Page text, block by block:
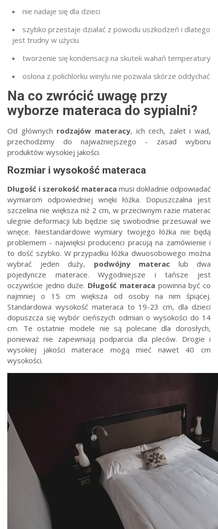
nie nadaje się dla dzieci
szybko przestaje działać z powodu uszkodzeń i dlatego
jest trudny w użyciu
tworzenie się kondensacji na skutek wahań temperatury
osłona z polichlorku winylu nie pozwala skórze oddychać
Na co zwrócić uwagę przy
wyborze materaca do sypialni?
Od głównych rodzajów materacy, ich cech, zalet i wad,
przechodzimy do najważniejszego - zasad wyboru
produktów wysokiej jakości.
Rozmiar i wysokość materaca
Długość i szerokość materaca musi dokładnie odpowiadać
wymiarom odpowiedniej wnęki łóżka. Dopuszczalna jest
szczelina nie większa niż 2 cm, w przeciwnym razie materac
ulegnie deformacji lub będzie się swobodnie przesuwał we
wnęce. Niestandardowe wymiary twojego łóżka nie będą
problemem - najwięksi producenci pracują na zamówienie i
to dość szybko. W przypadku łóżka dwuosobowego można
wybrać jeden duży, podwójny materac lub dwa
pojedyncze materace. Wygodniejsze i tańsze jest
oczywiście jedno duże. Długość materacapowinna być co
najmniej o 15 cm większa od osoby na nim śpiącej.
Standardowa wysokość materaca to 19-23 cm, dla dzieci
dopuszcza się wybór cieńszych odmian o wysokości do 14
cm. Te ostatnie modele nie są polecane dla dorosłych,
ponieważ nie zapewniają podparcia dla pleców. Drogie i
wysokiej jakości materace mogą mieć nawet 40 cm
wysokości.